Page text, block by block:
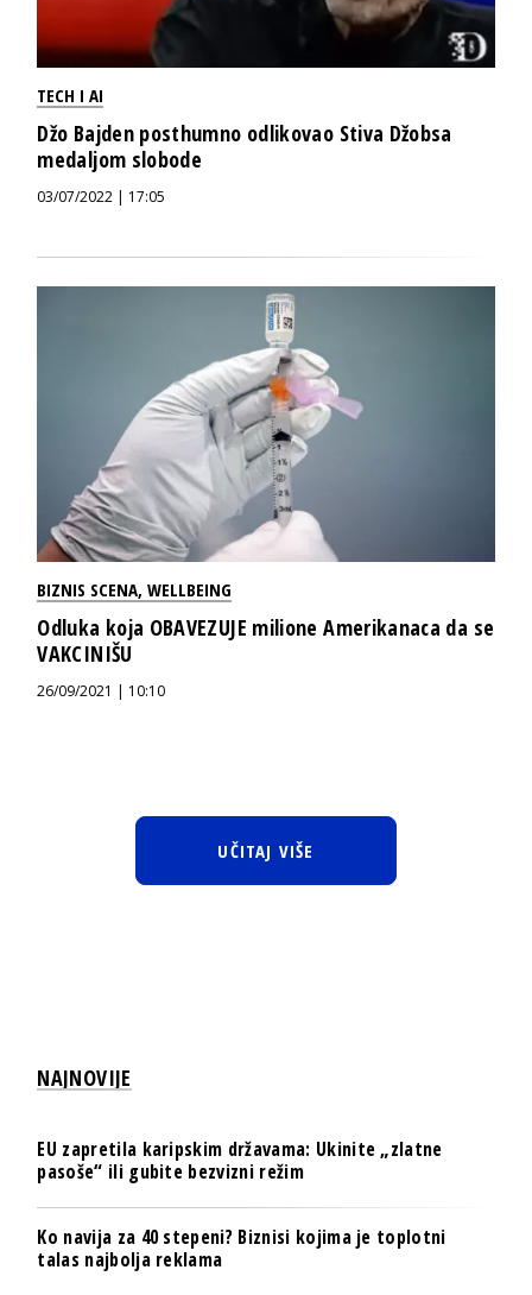
TECH I AI
Džo Bajden posthumno odlikovao Stiva Džobsa
medaljom slobode
03/07/2022 | 17:05
BIZNIS SCENA,WELLBEING
Odluka koja OBAVEZUJE milione Amerikanaca da se
VAKCINIŠU
26/09/2021 | 10:10
UČITAJ VIŠE
NAJNOVIJE
EU zapretila karipskim državama: Ukinite „zlatne
pasoše“ ili gubite bezvizni režim
Ko navija za 40 stepeni? Biznisi kojima je toplotni
talas najbolja reklama